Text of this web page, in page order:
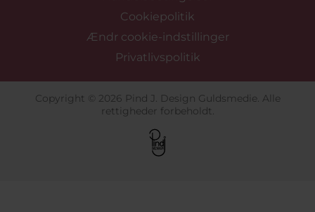
Cookiepolitik
Ændr cookie-indstillinger
Privatlivspolitik
Copyright © 2026 Pind J. Design Guldsmedie. Alle
rettigheder forbeholdt.